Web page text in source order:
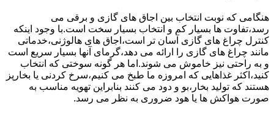
هنگامی که نوبت انتخاب بین اجاق های گازی و برقی می
رسد،تفاوت ها بسیار کم و انتخاب بسیار سخت است.با وجود اینکه
کنترل چراغ های گازی آسان تر است،اجاق های هالوژنی،خدماتی
مانند چراغ های گازی را ارائه می دهد،گرمای آنها بسیار سریع است
و به راحتی نیز خاموش می شوند.اما هر گونه سوختی که انتخاب
کنید،اکثر غذاهایی که امروزه ما طبخ می کنیم،سرخ کردنی یا بخارپز
هستند که تولید بخار،بو و دود می کنند بنابراین تهویه مناسب به
صورت هواکش ها یا هود ضروری به نظر می رسد.